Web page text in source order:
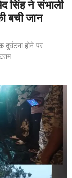
सिंह ने संभाली
बची जान
होने पर